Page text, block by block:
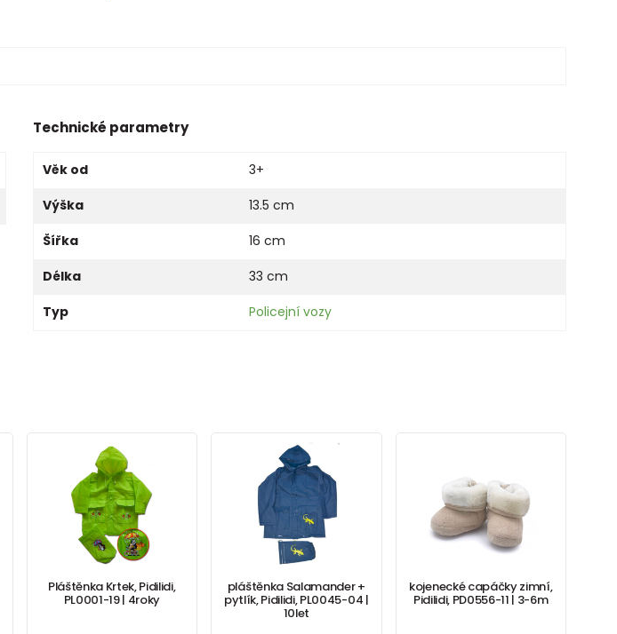
Technické parametry
Věk od
3+
Výška
13.5 cm
Šířka
16 cm
Délka
33 cm
Typ
Policejní vozy
Pláštěnka Krtek, Pidilidi,
PL0001-19 | 4roky
pláštěnka Salamander +
pytlík, Pidilidi, PL0045-04 |
10let
kojenecké capáčky zimní,
Pidilidi, PD0556-11 | 3-6m